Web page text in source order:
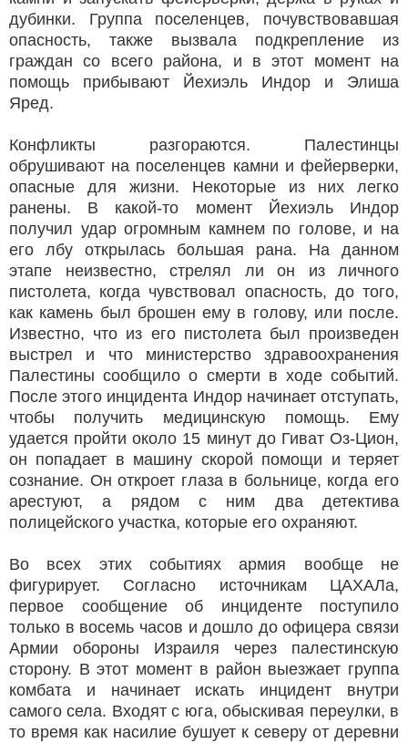
дубинки. Группа поселенцев, почувствовавшая
опасность, также вызвала подкрепление из
граждан со всего района, и в этот момент на
помощь прибывают Йехиэль Индор и Элиша
Яред.
Конфликты разгораются. Палестинцы
обрушивают на поселенцев камни и фейерверки,
опасные для жизни. Некоторые из них легко
ранены. В какой-то момент Йехиэль Индор
получил удар огромным камнем по голове, и на
его лбу открылась большая рана. На данном
этапе неизвестно, стрелял ли он из личного
пистолета, когда чувствовал опасность, до того,
как камень был брошен ему в голову, или после.
Известно, что из его пистолета был произведен
выстрел и что министерство здравоохранения
Палестины сообщило о смерти в ходе событий.
После этого инцидента Индор начинает отступать,
чтобы получить медицинскую помощь. Ему
удается пройти около 15 минут до Гиват Оз-Цион,
он попадает в машину скорой помощи и теряет
сознание. Он откроет глаза в больнице, когда его
арестуют, а рядом с ним два детектива
полицейского участка, которые его охраняют.
Во всех этих событиях армия вообще не
фигурирует. Согласно источникам ЦАХАЛа,
первое сообщение об инциденте поступило
только в восемь часов и дошло до офицера связи
Армии обороны Израиля через палестинскую
сторону. В этот момент в район выезжает группа
комбата и начинает искать инцидент внутри
самого села. Входят с юга, обыскивая переулки, в
то время как насилие бушует к северу от деревни